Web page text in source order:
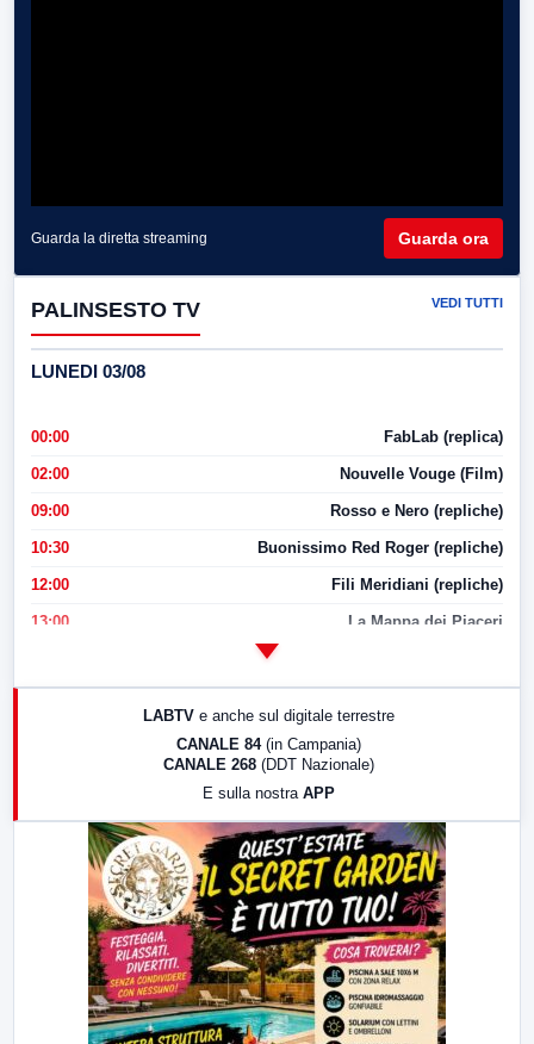
Guarda la diretta streaming Guarda ora
PALINSESTO TV VEDI TUTTI
LUNEDI 03/08
00:00 FabLab (replica)
02:00 Nouvelle Vouge (Film)
09:00 Rosso e Nero (repliche)
10:30 Buonissimo Red Roger (repliche)
12:00 Fili Meridiani (repliche)
13:00 La Mappa dei Piaceri
LabNews (replica)
LABTV e anche sul digitale terrestre
CANALE 84 (in Campania)
CANALE 268 (DDT Nazionale)
E sulla nostra APP